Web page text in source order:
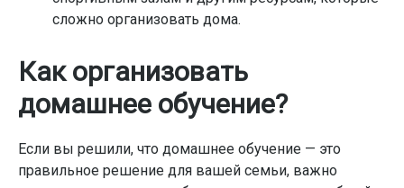
сложно организовать дома.
Как организовать
домашнее обучение?
Если вы решили, что домашнее обучение — это
правильное решение для вашей семьи, важно